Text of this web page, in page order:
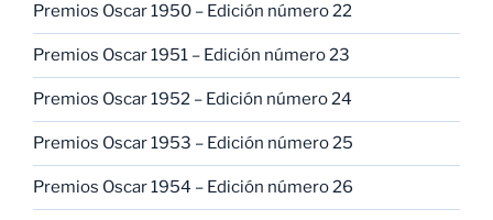
Premios Oscar 1950 – Edición número 22
Premios Oscar 1951 – Edición número 23
Premios Oscar 1952 – Edición número 24
Premios Oscar 1953 – Edición número 25
Premios Oscar 1954 – Edición número 26